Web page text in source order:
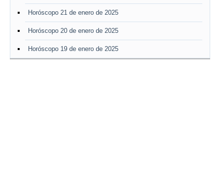
Horóscopo 21 de enero de 2025
Horóscopo 20 de enero de 2025
Horóscopo 19 de enero de 2025